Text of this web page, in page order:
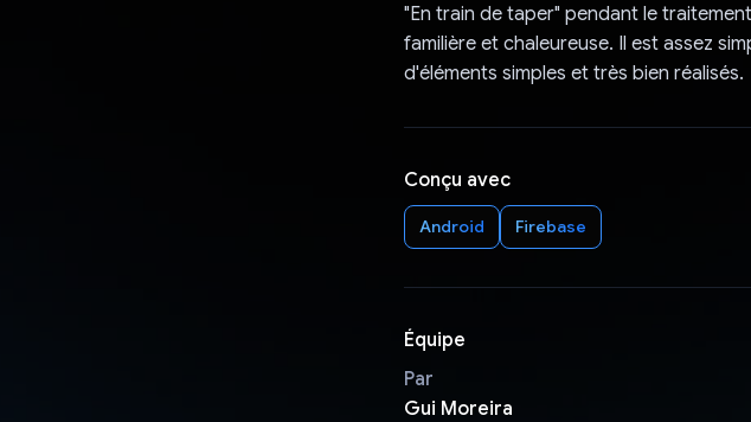
"En train de taper" pendant le
familière et chaleureuse. Il est assez
d'éléments simples et très bien réalisés.
Conçu avec
Android Firebase
Équipe
Par
Gui Moreira